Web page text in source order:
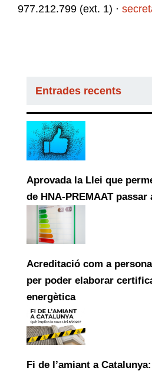
977.212.799 (ext. 1) ·
Entrades recents
Aprovada la Llei que
de HNA-PREMAAT passar
Acreditació com a
per poder elaborar
energètica
Fi de l’amiant a